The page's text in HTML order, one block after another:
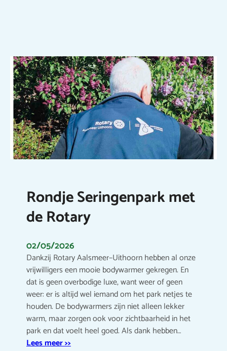
Rondje Seringenpark met
de Rotary
02/05/2026
Dankzij Rotary Aalsmeer–Uithoorn hebben al onze
vrijwilligers een mooie bodywarmer gekregen. En
dat is geen overbodige luxe, want weer of geen
weer: er is altijd wel iemand om het park netjes te
houden. De bodywarmers zijn niet alleen lekker
warm, maar zorgen ook voor zichtbaarheid in het
park en dat voelt heel goed. Als dank hebben…
Lees meer >>